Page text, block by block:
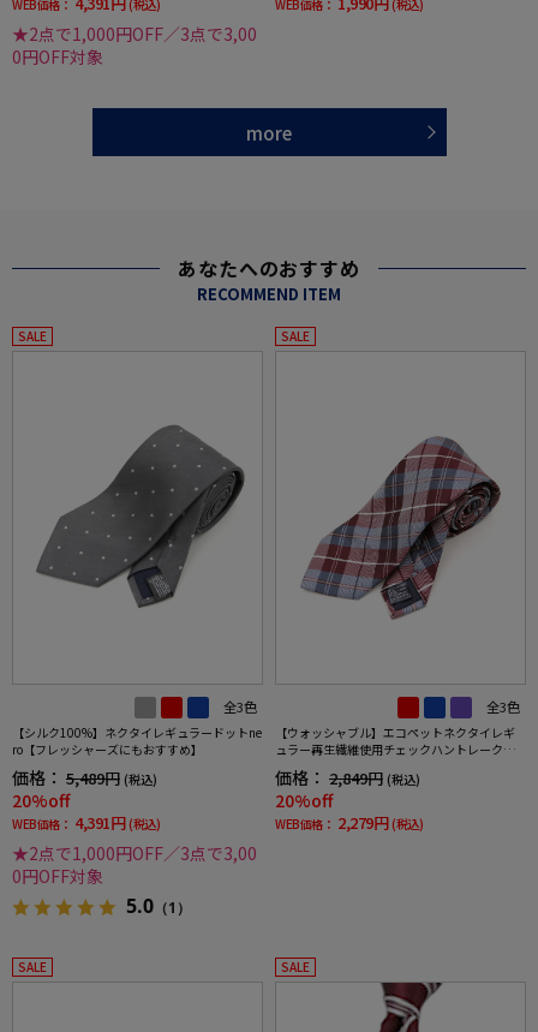
WEB価格： (税込)
★2点で1,000円OFF／3点で3,00
0円OFF対象
WEB価格： (税込)
more
あなたへのおすすめ
RECOMMEND ITEM
SALE
全3色
【シルク100%】ネクタイレギュラードットne
ro【フレッシャーズにもおすすめ】
価格： 5,489円 (税込)
20%off
WEB価格： 4,391円 (税込)
★2点で1,000円OFF／3点で3,00
0円OFF対象
5.0 （1）
SALE
全3色
【ウォッシャブル】エコペットネクタイレギ
ュラー再生繊維使用チェックハントレークラ
価格： 2,849円 (税込)
20%off
WEB価格： 2,279円 (税込)
SALE SALE